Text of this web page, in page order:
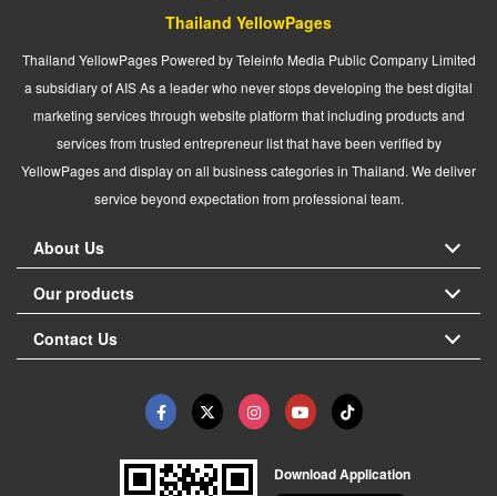
Thailand YellowPages
Thailand YellowPages Powered by Teleinfo Media Public Company Limited
a subsidiary of AIS As a leader who never stops developing the best digital
marketing services through website platform that including products and
services from trusted entrepreneur list that have been verified by
YellowPages and display on all business categories in Thailand. We deliver
service beyond expectation from professional team.
About Us
Our products
Contact Us
Download Application